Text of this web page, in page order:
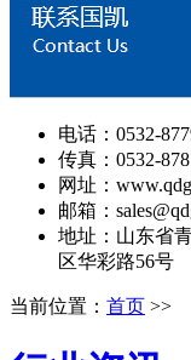
电话：0532-
传真：0532-
网址：
邮箱：
地址：山东省
区华彩路56号
当前位置： 首页 >>